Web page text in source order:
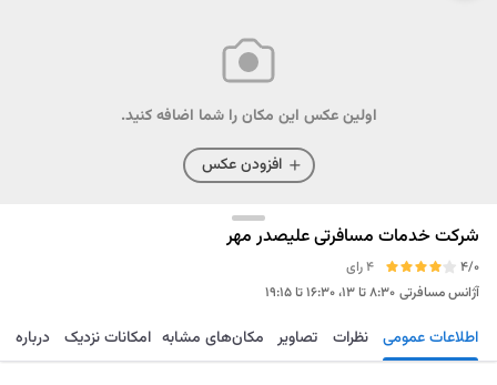
اولین عکس این مکان را شما اضافه کنید.
افزودن عکس
شرکت خدمات مسافرتی علیصدر مهر
4/0
4 رای
آژانس مسافرتی ۸:۳۰ تا ۱۳، ۱۶:۳۰ تا ۱۹:۱۵
مسیریابی ذخیره ارسال تماس اطلاعات عمومی نظرات تصاویر مکان‌های مشابه امکانات نزدیک درباره